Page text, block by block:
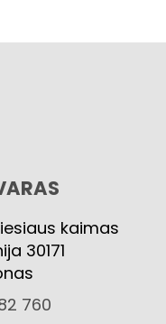
kaimas
30171
760